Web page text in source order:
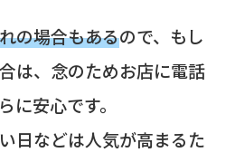
の場合もあるので、もし
は、念のためお店に電話
に安心です。
日などは人気が高まるた